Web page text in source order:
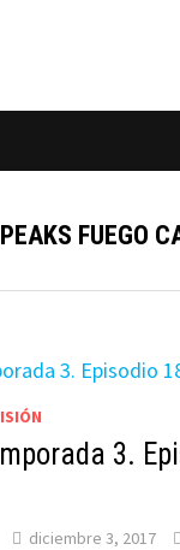
FUEGO
3.
diciembre 3, 2017